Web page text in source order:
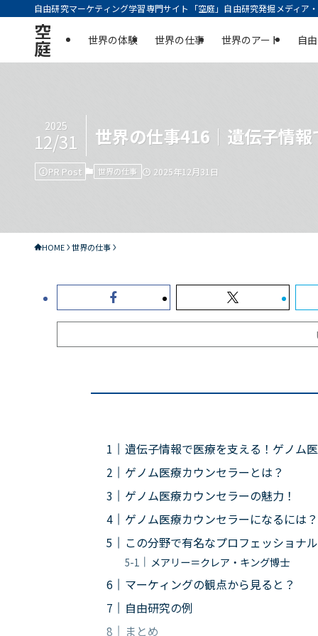
自由研究マーケティング学習専門サイト「空庭」自由研究発掘メディア
空
庭 世界の体験 世界の仕事 世界のアート 自
世界の仕事416｜遺伝子情
2025
12/31
PR Post 世界の仕事 2025年12月31日
HOME 世界の仕事
遺伝子情報で医療を支える！ゲノム
ゲノム医療カウンセラーとは？
ゲノム医療カウンセラーの魅力！
ゲノム医療カウンセラーになるには？
この分野で有名なプロフェッショナル
メアリー＝クレア・キング博士
マーケィングの観点から見ると？
自由研究の例
まとめ